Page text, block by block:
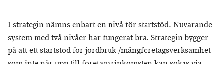
I strategin nämns enbart en nivå för startstöd. Nuvarande
system med två nivåer har fungerat bra. Strategin bygger
på att ett startstöd för jordbruk /mångföretagsverksamhet